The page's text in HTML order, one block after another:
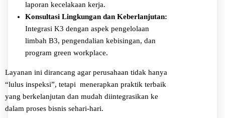
laporan kecelakaan kerja.
Konsultasi Lingkungan dan Keberlanjutan:
Integrasi K3 dengan aspek pengelolaan
limbah B3, pengendalian kebisingan, dan
program green workplace.
Layanan ini dirancang agar perusahaan tidak hanya
“lulus inspeksi”, tetapi menerapkan praktik terbaik
yang berkelanjutan dan mudah diintegrasikan ke
dalam proses bisnis sehari-hari.